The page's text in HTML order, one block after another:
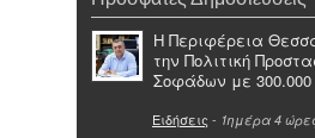
Η Περιφέρεια
την Πολιτική
Σοφάδων με
Ειδήσεις - 1ημέρα 4